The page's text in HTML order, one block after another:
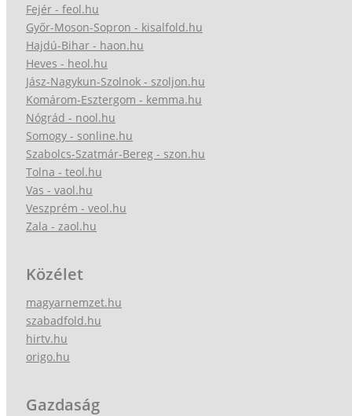
Fejér - feol.hu
Győr-Moson-Sopron - kisalfold.hu
Hajdú-Bihar - haon.hu
Heves - heol.hu
Jász-Nagykun-Szolnok - szoljon.hu
Komárom-Esztergom - kemma.hu
Nógrád - nool.hu
Somogy - sonline.hu
Szabolcs-Szatmár-Bereg - szon.hu
Tolna - teol.hu
Vas - vaol.hu
Veszprém - veol.hu
Zala - zaol.hu
Közélet
magyarnemzet.hu
szabadfold.hu
hirtv.hu
origo.hu
Gazdaság